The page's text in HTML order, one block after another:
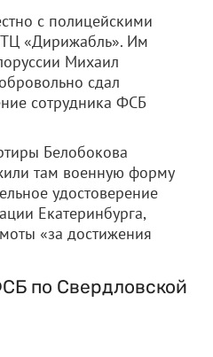
с полицейскими
«Дирижабль». Им
Михаил
сдал
сотрудника ФСБ
Белобокова
там военную форму
удостоверение
Екатеринбурга,
«за достижения
по Свердловской